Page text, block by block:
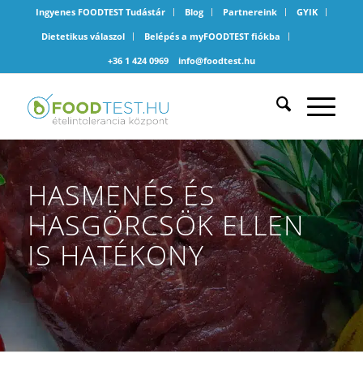
Ingyenes FOODTEST Tudástár Blog Partnereink
GYIK
Dietetikus válaszol
Belépés a myFOODTEST fiókba
+36 1 424 0969
info@foodtest.hu
HASMENÉS ÉS
HASGÖRCSÖK ELLEN
IS HATÉKONY